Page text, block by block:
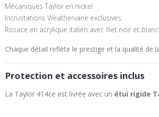
Mécaniques Taylor en nickel
Incrustations Weathervane exclusives
Rosace en acrylique italien avec filet noir et blanc
Chaque détail reflète le prestige et la qualité de
Protection et accessoires inclus
La Taylor 414ce est livrée avec un étui rigide